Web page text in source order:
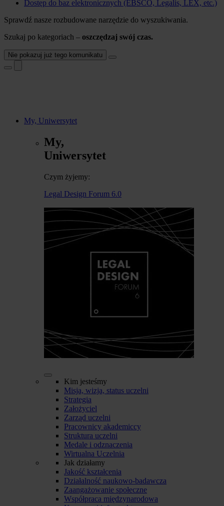
Dostęp do baz elektronicznych (EBSCO, Legalis, LEX, etc.)
Sprawdź nasze rozbudowane narzędzie do wyszukiwania.
Szukaj po kategoriach – oszczędzaj swój czas.
Nie pokazuj już tego komunikatu
My, Uniwersytet
My,
Uniwersytet
Czym żyjemy:
Legal Design Forum 6.0
Kim jesteśmy
Misja, wizja, status uczelni
Strategia
Założyciel
Zarząd uczelni
Pracownicy akademiccy
Struktura uczelni
Medale i odznaczenia
Wirtualna Uczelnia
Jak działamy
Jakość kształcenia
Działalność naukowo-badawcza
Zaangażowanie społeczne
Współpraca międzynarodowa